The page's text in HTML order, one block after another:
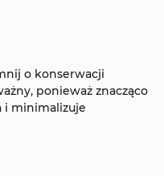
o konserwacji
ponieważ znacząco
i minimalizuje